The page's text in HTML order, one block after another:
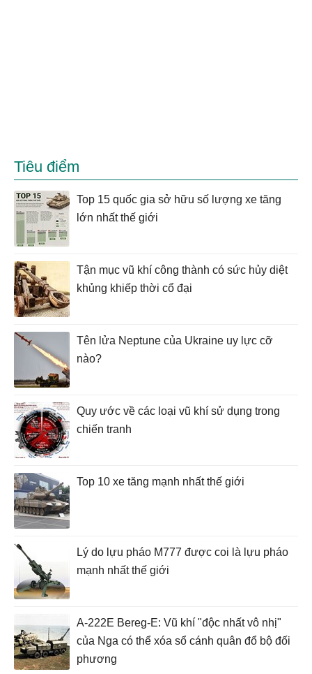
Tiêu điểm
Top 15 quốc gia sở hữu số lượng xe tăng
lớn nhất thế giới
Tận mục vũ khí công thành có sức hủy diệt
khủng khiếp thời cổ đại
Tên lửa Neptune của Ukraine uy lực cỡ
nào?
Quy ước về các loại vũ khí sử dụng trong
chiến tranh
Top 10 xe tăng mạnh nhất thế giới
Lý do lựu pháo M777 được coi là lựu pháo
mạnh nhất thế giới
A-222E Bereg-E: Vũ khí "độc nhất vô nhị"
của Nga có thể xóa sổ cánh quân đổ bộ đối
phương